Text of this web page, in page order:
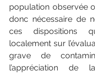
population observée
donc nécessaire de
ces dispositions
localement sur
grave de
l’appréciation de